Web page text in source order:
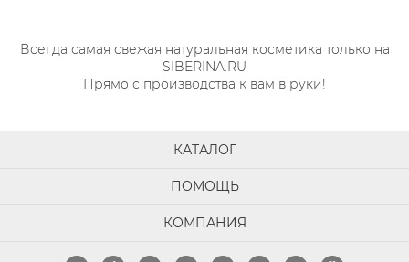
Всегда самая свежая натуральная косметика только на
SIBERINA.RU
Прямо с производства к вам в руки!
КАТАЛОГ
ПОМОЩЬ
КОМПАНИЯ